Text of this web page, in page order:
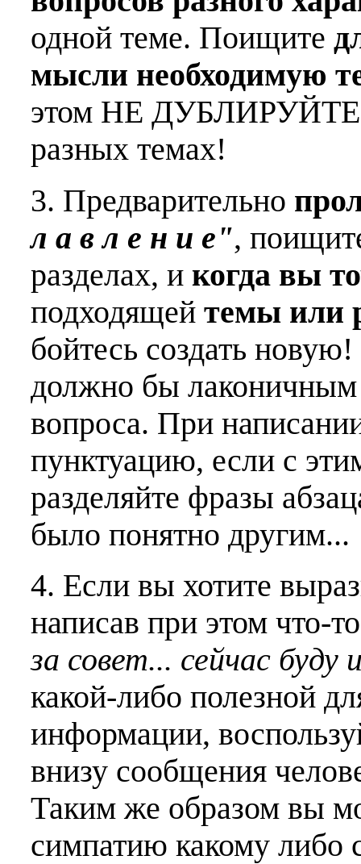
одной теме. Поищите
мысли необходимую
этом НЕ ДУБЛИРУЙТЕ
разных темах!
3. Предварительно
л а в л е н и е",
разделах, и когда вы
подходящей темы или
бойтесь создать
должно бы лаконичным
вопроса. При
пунктуацию, если с
разделяйте фразы
было понятно другим...
4. Если вы хотите
написав при этом что-
за совет... сейчас буду
какой-либо полезной
информации,
внизу сообщения
Таким же образом вы
симпатию какому